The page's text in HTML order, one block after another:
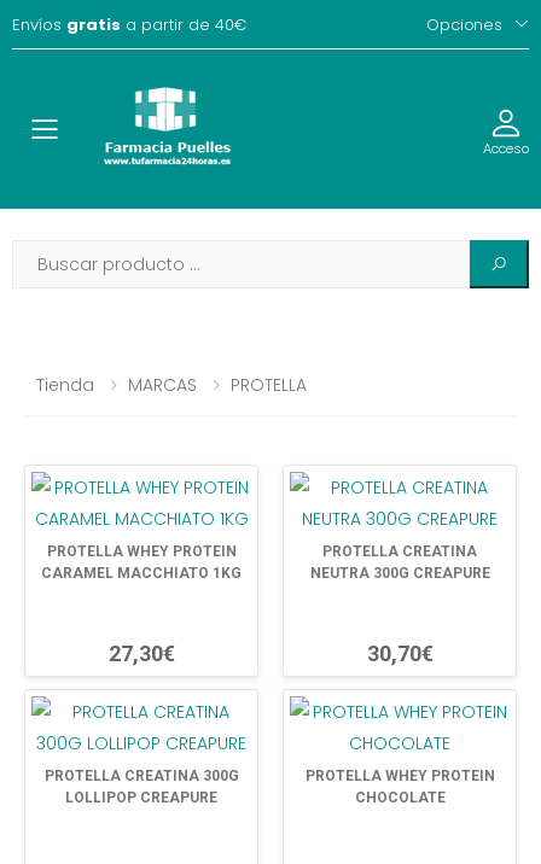
Envíos gratis a partir de 40€ Opciones
Toggle Acceso
Tienda MARCAS PROTELLA
PROTELLA WHEY PROTEIN
CARAMEL MACCHIATO 1KG
27,30€
PROTELLA CREATINA
NEUTRA 300G CREAPURE
30,70€
PROTELLA CREATINA 300G
LOLLIPOP CREAPURE
PROTELLA WHEY PROTEIN
CHOCOLATE